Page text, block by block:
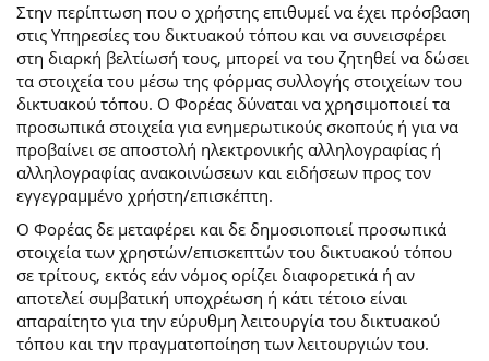
Στην περίπτωση που ο χρήστης επιθυμεί να έχει πρόσβαση
στις Υπηρεσίες του δικτυακού τόπου και να συνεισφέρει
στη διαρκή βελτίωσή τους, μπορεί να του ζητηθεί να δώσει
τα στοιχεία του μέσω της φόρμας συλλογής στοιχείων του
δικτυακού τόπου. Ο Φορέας δύναται να χρησιμοποιεί τα
προσωπικά στοιχεία για ενημερωτικούς σκοπούς ή για να
προβαίνει σε αποστολή ηλεκτρονικής αλληλογραφίας ή
αλληλογραφίας ανακοινώσεων και ειδήσεων προς τον
εγγεγραμμένο χρήστη/επισκέπτη.
Ο Φορέας δε μεταφέρει και δε δημοσιοποιεί προσωπικά
στοιχεία των χρηστών/επισκεπτών του δικτυακού τόπου
σε τρίτους, εκτός εάν νόμος ορίζει διαφορετικά ή αν
αποτελεί συμβατική υποχρέωση ή κάτι τέτοιο είναι
απαραίτητο για την εύρυθμη λειτουργία του δικτυακού
τόπου και την πραγματοποίηση των λειτουργιών του.